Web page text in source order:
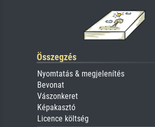
Összegzés
Nyomtatás & megjelenítés
Bevonat
Vászonkeret
Képakasztó
Licence költség